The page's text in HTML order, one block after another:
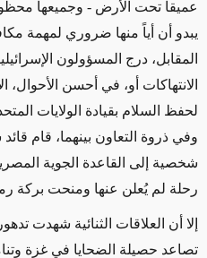
عميقاً تحت الأرض - وجميعها
يبدو أن أياً منها ضروري لمهمة
المقابل، درج المسؤولون
الانتهاكات أو، في أحسن الأحوال،
لحفظ السلام بقيادة الولايات
وفي ذروة التعاون بينهما، قام قائد
شخصية إلى القاعدة الجوية
رحلة لم يُعلن عنها ومنحت بركة
تصاعد حصيلة الضحايا في غزة